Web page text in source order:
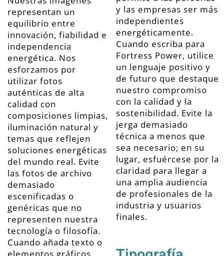
representan un
equilibrio entre
innovación, fiabilidad e
independencia
energética. Nos
esforzamos por
utilizar fotos
auténticas de alta
calidad con
composiciones limpias,
iluminación natural y
temas que reflejen
soluciones energéticas
del mundo real. Evite
las fotos de archivo
demasiado
escenificadas o
genéricas que no
representen nuestra
tecnología o filosofía.
Cuando añada texto o
elementos gráficos
y las empresas ser más
independientes
energéticamente.
Cuando escriba para
Fortress Power, utilice
un lenguaje positivo y
de futuro que destaque
nuestro compromiso
con la calidad y la
sostenibilidad. Evite la
jerga demasiado
técnica a menos que
sea necesario; en su
lugar, esfuércese por la
claridad para llegar a
una amplia audiencia
de profesionales de la
industria y usuarios
finales.